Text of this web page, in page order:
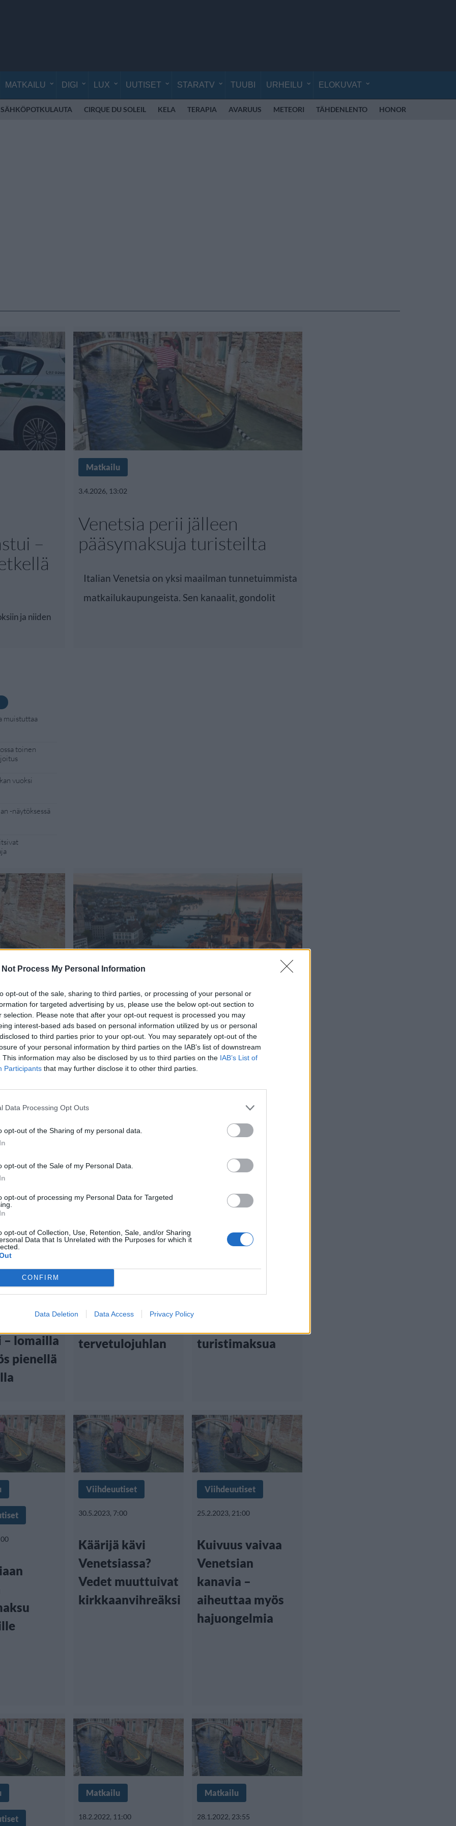
Not Process My Personal Information
opt-out of the sale, sharing to third parties, or processing of your personal or
for targeted advertising by us, please use the below opt-out section to
selection. Please note that after your opt-out request is processed you may
interest-based ads based on personal information utilized by us or personal
to third parties prior to your opt-out. You may separately opt-out of the
of your personal information by third parties on the IAB’s list of downstream
This information may also be disclosed by us to third parties on the IAB’s List of
Participants that may further disclose it to other third parties.
Data Processing Opt Outs
opt-out of the Sharing of my personal data.
opt-out of the Sale of my Personal Data.
opt-out of processing my Personal Data for Targeted
opt-out of Collection, Use, Retention, Sale, and/or Sharing
Data that Is Unrelated with the Purposes for which it
CONFIRM
Data Deletion Data Access Privacy Policy
MATKAILU DIGI LUX UUTISET STARATV TUUBI URHEILU ELOKUVAT
SÄHKÖPOTKULAUTA CIRQUE DU SOLEIL KELA TERAPIA AVARUUS METEORI TÄHDENLENTO HONOR
–
ja niiden
Matkailu
3.4.2026, 13:02
Venetsia perii jälleen
pääsymaksuja turisteilta
Italian Venetsia on yksi maailman tunnetuimmista
matkailukaupungeista. Sen kanaalit, gondolit
muistuttaa
toinen
vuoksi
-näytöksessä
Matkailu
20.11.2025, 9:30
Maailman turvallisimmat kaupungit
mukana
lomailla
pienellä
28.6.2025, 11:00
Rahalla ei saa
kaikkea:
Kaatosade pilasi
tervetulojuhlan
12.2.2025, 7:00
Venetsia
turistimaksua
Viihdeuutiset
30.5.2023, 7:00
Käärijä kävi
Venetsiassa?
Vedet muuttuivat
kirkkaanvihreäksi
Viihdeuutiset
25.2.2023, 21:00
Kuivuus vaivaa
Venetsian
kanavia –
aiheuttaa myös
hajuongelmia
Matkailu
18.2.2022, 11:00
Matkailu
28.1.2022, 23:55